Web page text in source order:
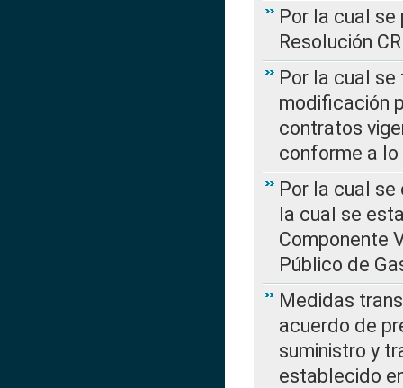
Por la cual
Resolución
Por la cual
modificación
contratos
conforme a lo
Por la cual se
la cual se
Componente
Público de
Medidas
acuerdo de
suministro y
establecido